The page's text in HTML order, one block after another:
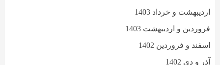
اردیبهشت و خرداد 1403
فروردین و اردیبهشت 1403
اسفند و فروردین 1402
آذر و دی 1402